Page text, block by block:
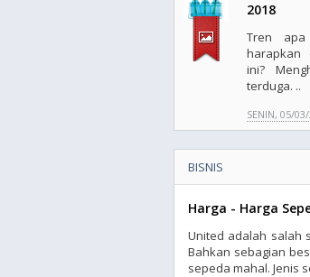
2018
Tren
harapkan
ini?
terduga. ..
SENIN, 05/
BISNIS
Harga - Harga
United adalah salah
Bahkan sebagian
sepeda mahal. Jenis